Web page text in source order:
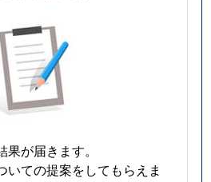
が届きます。
いての提案をしてもらえま